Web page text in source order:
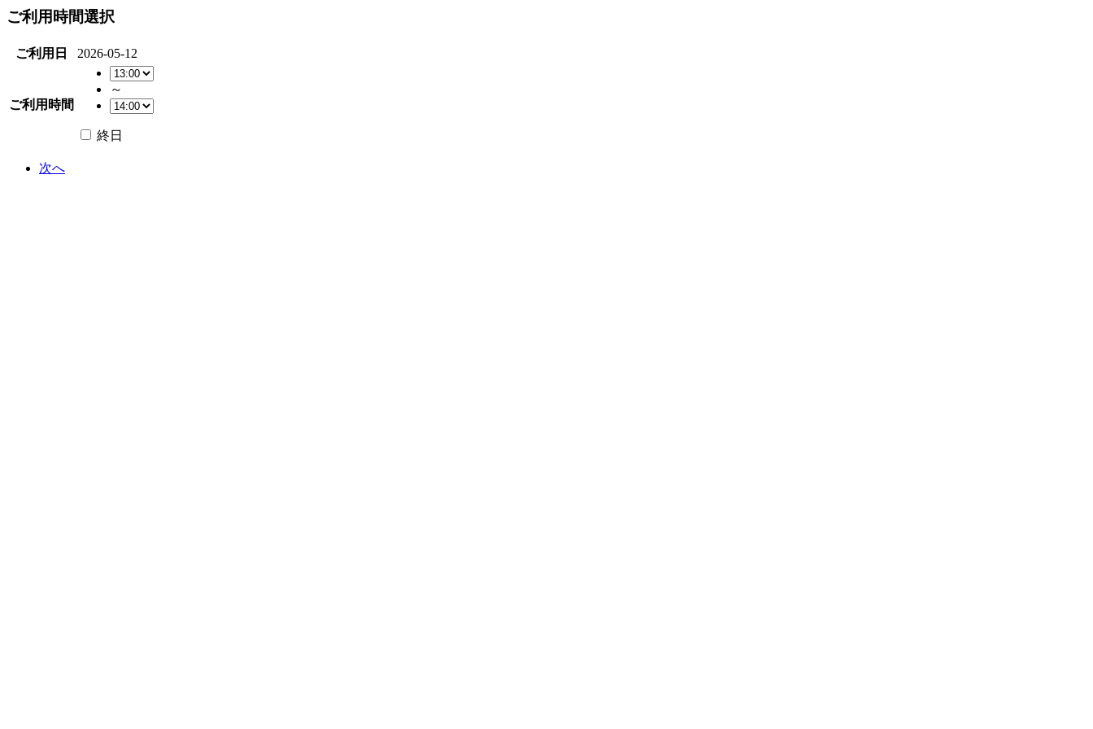
ご利用時間選択
ご利用日 2026-05-12
ご利用時間
～
終日
次へ